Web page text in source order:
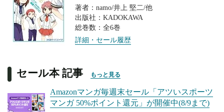
著者：namo/井上 堅二/他
出版社：KADOKAWA
総巻数：全6巻
詳細・セール履歴
セール本 記事 もっと見る
Amazonマンガ毎週末セール「アツいスポーツ
マンガ 50%ポイント還元」が開催中(8/9まで)